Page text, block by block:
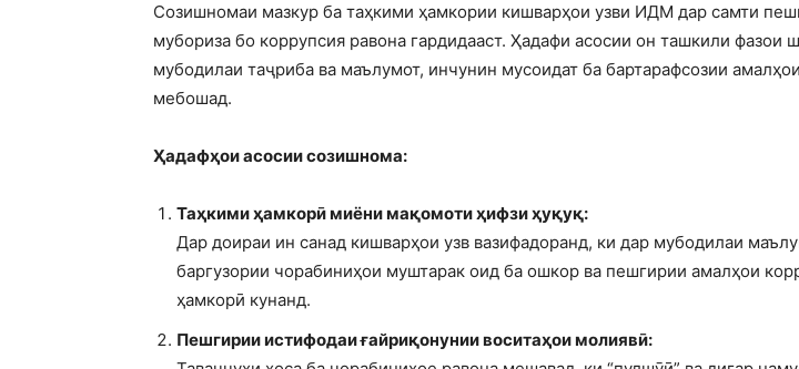
Созишномаи мазкур ба таҳкими ҳамкории кишварҳои узви ИДМ дар самти
мубориза бо коррупсия равона гардидааст. Ҳадафи асосии он ташкили фазои
мубодилаи таҷриба ва маълумот, инчунин мусоидат ба бартарафсозии
мебошад.
Ҳадафҳои асосии созишнома:
Таҳкими ҳамкорӣ миёни мақомоти ҳифзи ҳуқуқ:
Дар доираи ин санад кишварҳои узв вазифадоранд, ки дар мубодилаи
баргузории чорабиниҳои муштарак оид ба ошкор ва пешгирии амалҳои
ҳамкорӣ кунанд.
Пешгирии истифодаи ғайриқонунии воситаҳои молиявӣ: